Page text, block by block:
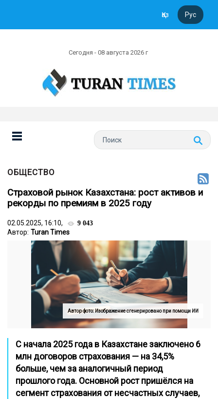
Қаз Рус
Сегодня - 08 августа 2026 г
ОБЩЕСТВО
Страховой рынок Казахстана: рост активов и
рекорды по премиям в 2025 году
02.05.2025, 16:10, 9 043
Автор: Turan Times
Автор фото: Изображение сгенерировано при помощи ИИ
С начала 2025 года в Казахстане заключено 6
млн договоров страхования — на 34,5%
больше, чем за аналогичный период
прошлого года. Основной рост пришёлся на
сегмент страхования от несчастных случаев,